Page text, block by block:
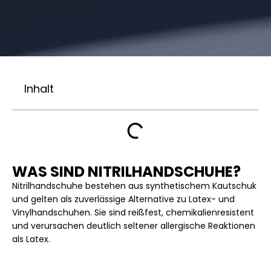
Inhalt
WAS SIND NITRILHANDSCHUHE?
Nitrilhandschuhe bestehen aus synthetischem Kautschuk
und gelten als zuverlässige Alternative zu Latex- und
Vinylhandschuhen. Sie sind reißfest, chemikalienresistent
und verursachen deutlich seltener allergische Reaktionen
als Latex.